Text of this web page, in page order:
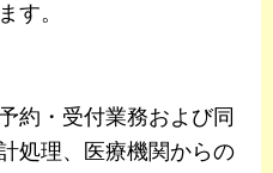
す。
約・受付業務および同
処理、医療機関からの